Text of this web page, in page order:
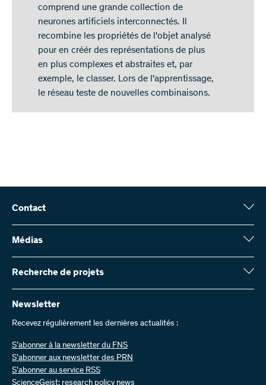
comprend une grande collection de
neurones artificiels interconnectés. Il
recombine les propriétés de l'objet analysé
pour en créér des représentations de plus
en plus complexes et abstraites et, par
exemple, le classer. Lors de l'apprentissage,
le réseau teste de nouvelles combinaisons.
Contact
Fonds national suisse (FNS)
Wildhainweg 3
Contactez-nous
Envoyer des factures
Travailler chez nous
Offres d’emploi
Médias
Service de presse
Rapport annuel
Recherche de projets
Vous trouverez ici des informations complètes sur les projets de
recherche et les subsides approuvés par le FNS :
Recherche de projets
Newsletter
Recevez régulièrement les dernières actualités :
S’abonner à la newsletter du FNS
S’abonner aux newsletter des PRN
S'abonner au service RSS